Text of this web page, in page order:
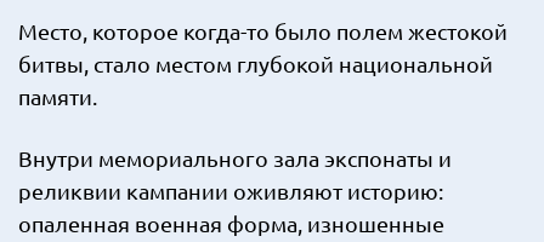
Место, которое когда-то было полем жестокой
битвы, стало местом глубокой национальной
памяти.
Внутри мемориального зала экспонаты и
реликвии кампании оживляют историю:
опаленная военная форма, изношенные